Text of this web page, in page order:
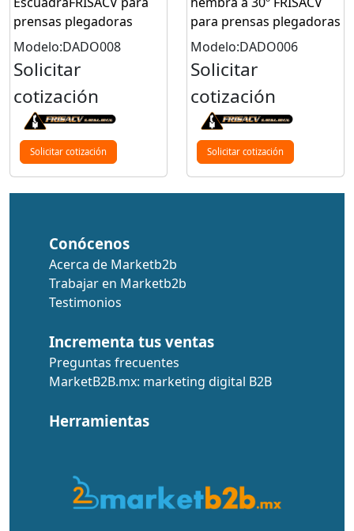
prensas plegadoras
Modelo:DADO008
Solicitar
cotización
Solicitar cotización
para prensas plegadoras
Modelo:DADO006
Solicitar
cotización
Solicitar cotización
Conócenos
Acerca de Marketb2b
Trabajar en Marketb2b
Testimonios
Incrementa tus ventas
Preguntas frecuentes
MarketB2B.mx: marketing digital B2B
Herramientas